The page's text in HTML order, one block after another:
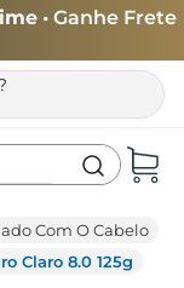
• Ganhe Frete
Com O Cabelo
Claro 8.0 125g